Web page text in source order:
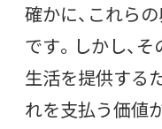
確かに、これら
です。しかし、
生活を提供する
れを支払う価値